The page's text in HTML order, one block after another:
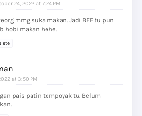
24, 2022 at 7:24 PM
mmg suka makan. Jadi BFF tu pun
hobi makan hehe.
at 3:50 PM
pais patin tempoyak tu. Belum